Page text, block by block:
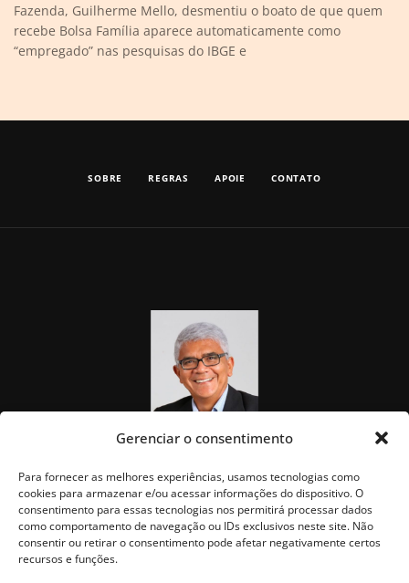
Gerenciar o consentimento
Para fornecer as melhores experiências, usamos tecnologias como
cookies para armazenar e/ou acessar informações do dispositivo. O
consentimento para essas tecnologias nos permitirá processar dados
como comportamento de navegação ou IDs exclusivos neste site. Não
consentir ou retirar o consentimento pode afetar negativamente certos
recursos e funções.
Fazenda, Guilherme Mello, desmentiu o boato de que quem
recebe Bolsa Família aparece automaticamente como
“empregado” nas pesquisas do IBGE e
SOBRE REGRAS APOIE CONTATO